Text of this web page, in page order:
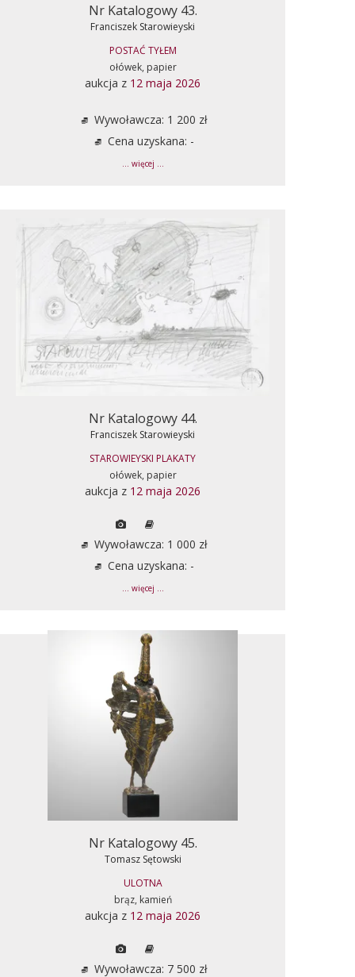
Nr Katalogowy 43.
Franciszek Starowieyski
POSTAĆ TYŁEM
ołówek, papier
aukcja z 12 maja 2026
Wywoławcza: 1 200 zł
Cena uzyskana: -
... więcej ...
Nr Katalogowy 44.
Franciszek Starowieyski
STAROWIEYSKI PLAKATY
ołówek, papier
aukcja z 12 maja 2026
Wywoławcza: 1 000 zł
Cena uzyskana: -
... więcej ...
Nr Katalogowy 45.
Tomasz Sętowski
ULOTNA
brąz, kamień
aukcja z 12 maja 2026
Wywoławcza: 7 500 zł